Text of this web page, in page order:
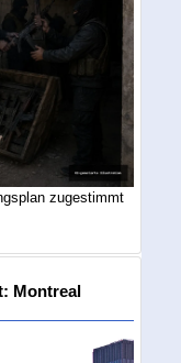
zugestimmt
Montreal